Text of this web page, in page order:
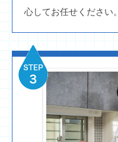
心してお任せください。